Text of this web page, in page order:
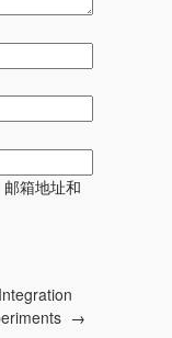
箱地址和
Integration
→